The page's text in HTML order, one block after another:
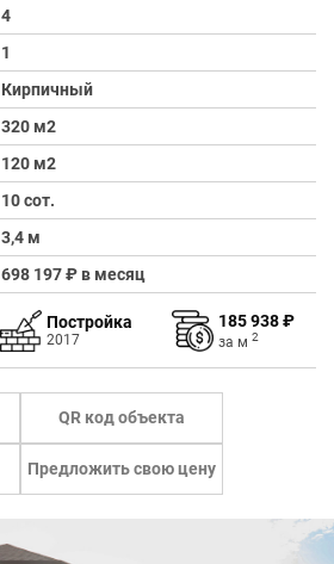
4
1
Кирпичный
320 м2
120 м2
10 сот.
3,4 м
698 197 ₽ в месяц
Постройка
2017
185 938 ₽
за м 2
QR код объекта
Предложить свою цену